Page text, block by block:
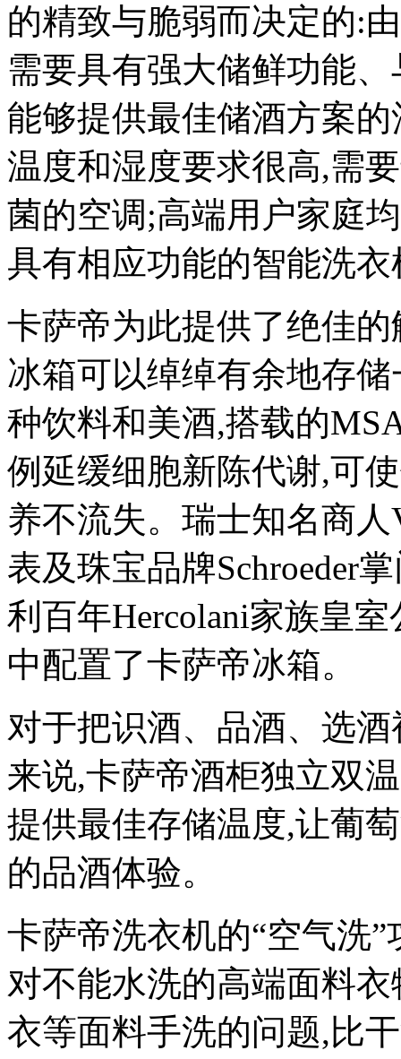
的精致与脆弱而决定的:
需要具有强大储鲜功能
能够提供最佳储酒方案
温度和湿度要求很高,需
菌的空调;高端用户家庭
具有相应功能的智能洗
卡萨帝为此提供了绝佳
冰箱可以绰绰有余地存
种饮料和美酒,搭载的
例延缓细胞新陈代谢,可
养不流失。瑞士知名商人
表及珠宝品牌Schroeder
利百年Hercolani家族皇
中配置了卡萨帝冰箱。
对于把识酒、品酒、选
来说,卡萨帝酒柜独立双
提供最佳存储温度,让葡
的品酒体验。
卡萨帝洗衣机的“空气洗
对不能水洗的高端面料
衣等面料手洗的问题,比